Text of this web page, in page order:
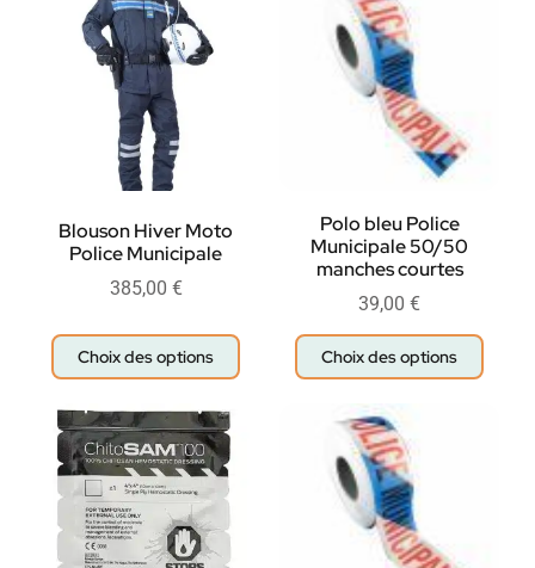
Blouson Hiver Moto
Police Municipale
385,00 €
Choix des options
Polo bleu Police
Municipale 50/50
manches courtes
39,00 €
Choix des options